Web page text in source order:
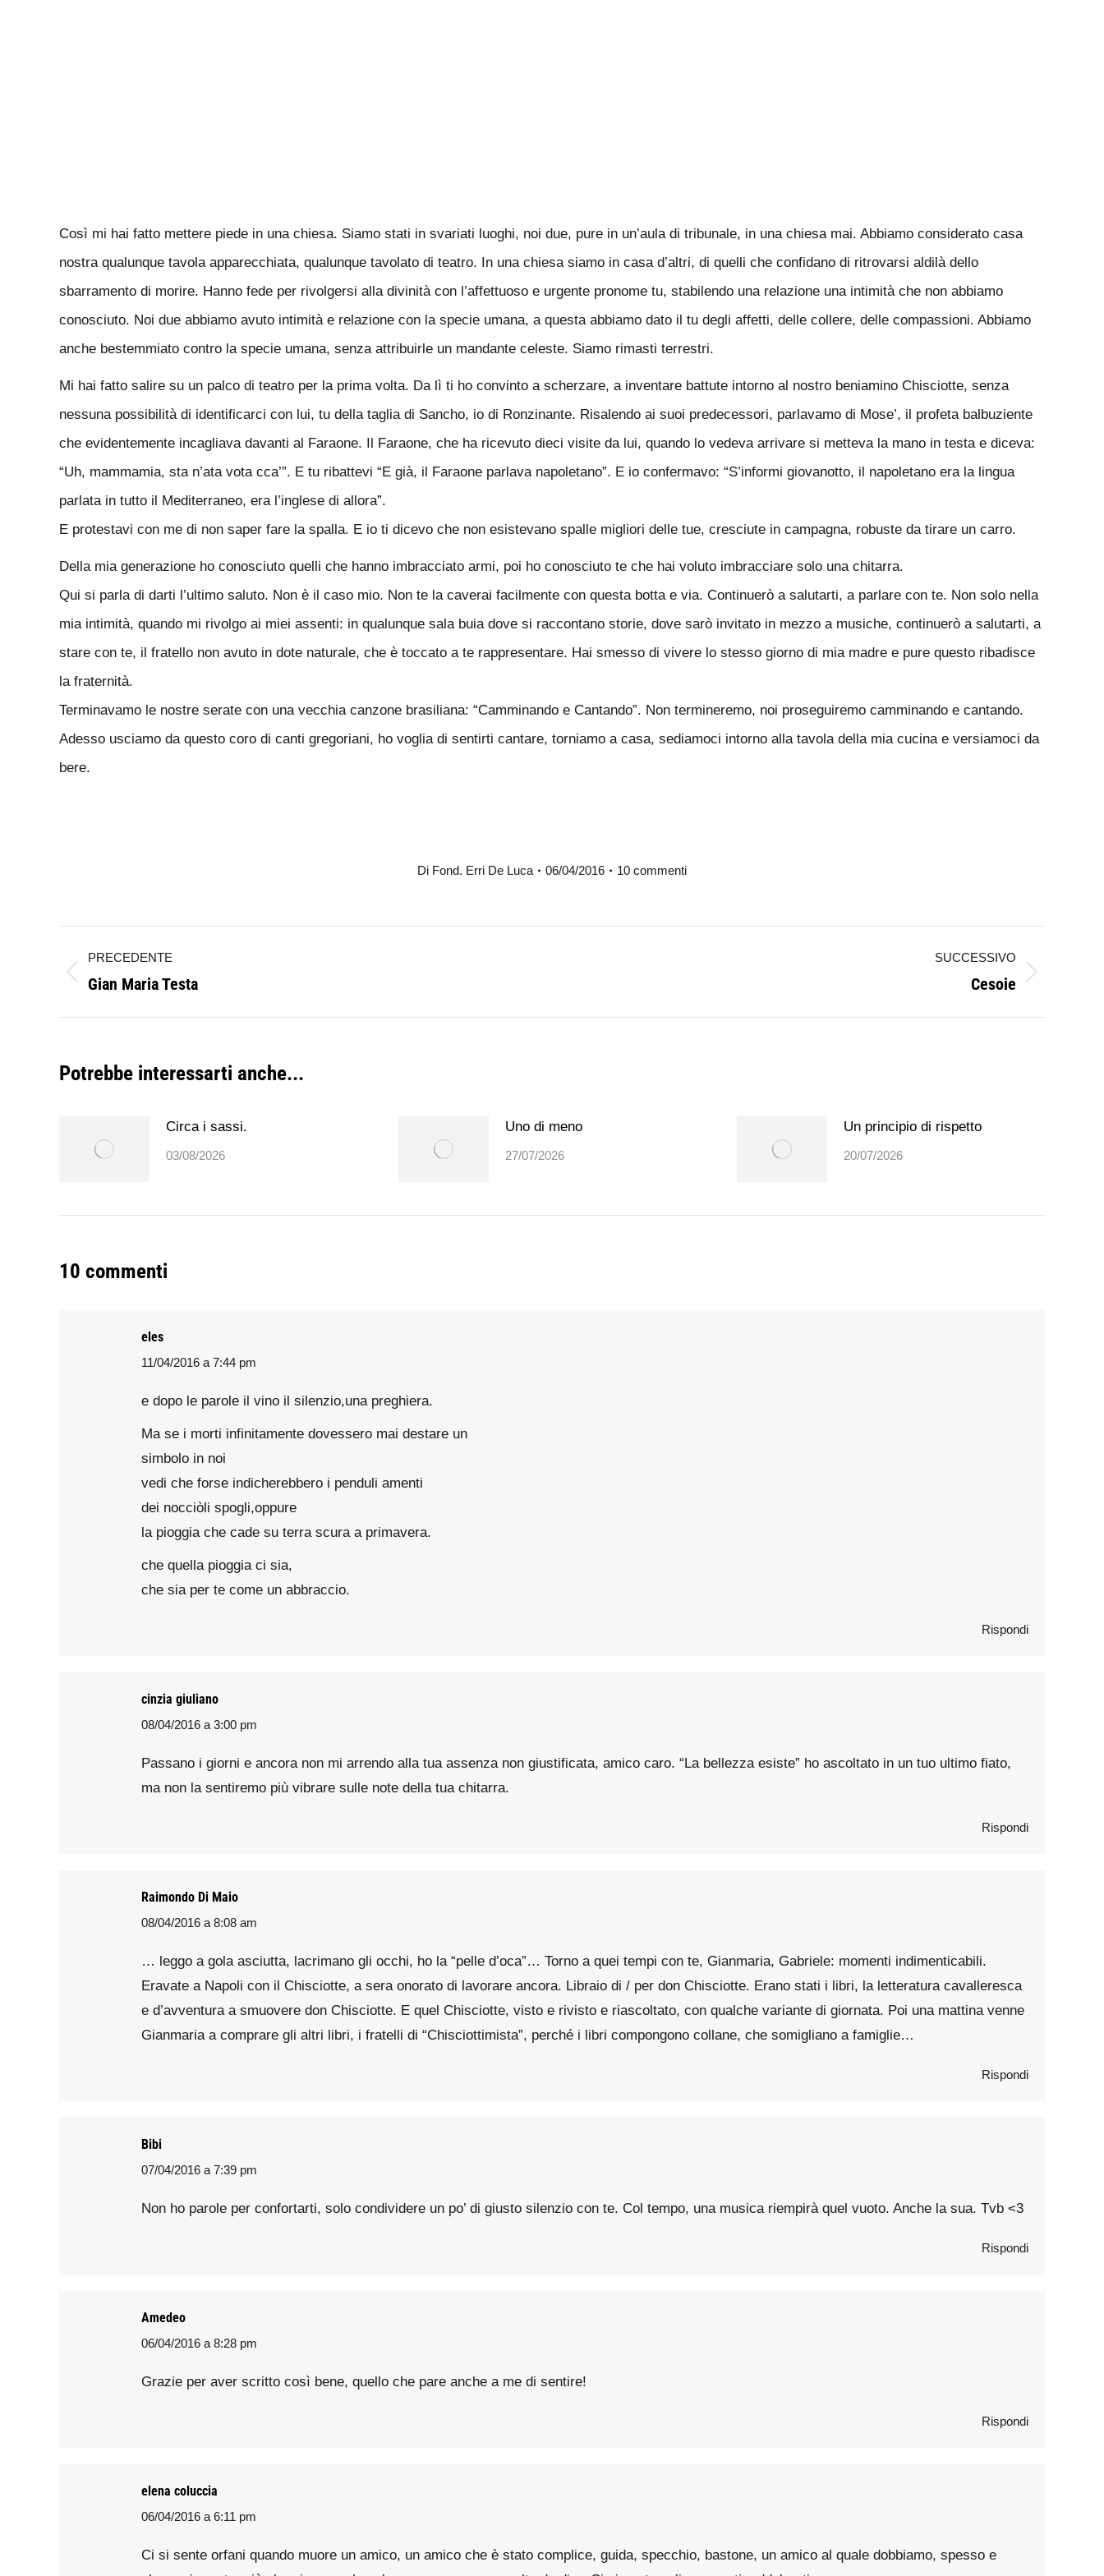
Così mi hai fatto mettere piede in una chiesa. Siamo stati in svariati luoghi, noi due, pure in un’aula di tribunale, in una chiesa mai. Abbiamo considerato casa
nostra qualunque tavola apparecchiata, qualunque tavolato di teatro. In una chiesa siamo in casa d’altri, di quelli che confidano di ritrovarsi aldilà dello
sbarramento di morire. Hanno fede per rivolgersi alla divinità con l’affettuoso e urgente pronome tu, stabilendo una relazione una intimità che non abbiamo
conosciuto. Noi due abbiamo avuto intimità e relazione con la specie umana, a questa abbiamo dato il tu degli affetti, delle collere, delle compassioni. Abbiamo
anche bestemmiato contro la specie umana, senza attribuirle un mandante celeste. Siamo rimasti terrestri.
Mi hai fatto salire su un palco di teatro per la prima volta. Da lì ti ho convinto a scherzare, a inventare battute intorno al nostro beniamino Chisciotte, senza
nessuna possibilità di identificarci con lui, tu della taglia di Sancho, io di Ronzinante. Risalendo ai suoi predecessori, parlavamo di Mose’, il profeta balbuziente
che evidentemente incagliava davanti al Faraone. Il Faraone, che ha ricevuto dieci visite da lui, quando lo vedeva arrivare si metteva la mano in testa e diceva:
“Uh, mammamia, sta n’ata vota cca’”. E tu ribattevi “E già, il Faraone parlava napoletano”. E io confermavo: “S’informi giovanotto, il napoletano era la lingua
parlata in tutto il Mediterraneo, era l’inglese di allora”.
E protestavi con me di non saper fare la spalla. E io ti dicevo che non esistevano spalle migliori delle tue, cresciute in campagna, robuste da tirare un carro.
Della mia generazione ho conosciuto quelli che hanno imbracciato armi, poi ho conosciuto te che hai voluto imbracciare solo una chitarra.
Qui si parla di darti l’ultimo saluto. Non è il caso mio. Non te la caverai facilmente con questa botta e via. Continuerò a salutarti, a parlare con te. Non solo nella
mia intimità, quando mi rivolgo ai miei assenti: in qualunque sala buia dove si raccontano storie, dove sarò invitato in mezzo a musiche, continuerò a salutarti, a
stare con te, il fratello non avuto in dote naturale, che è toccato a te rappresentare. Hai smesso di vivere lo stesso giorno di mia madre e pure questo ribadisce
la fraternità.
Terminavamo le nostre serate con una vecchia canzone brasiliana: “Camminando e Cantando”. Non termineremo, noi proseguiremo camminando e cantando.
Adesso usciamo da questo coro di canti gregoriani, ho voglia di sentirti cantare, torniamo a casa, sediamoci intorno alla tavola della mia cucina e versiamoci da
bere.
Di Fond. Erri De Luca 06/04/2016 10 commenti
tra
PRECEDENTE
Post
precedente:
Gian Maria Testa
SUCCESSIVO
post:
Cesoie
Potrebbe interessarti anche...
Circa i sassi.
03/08/2026
Uno di meno
27/07/2026
Un principio di rispetto
20/07/2026
10 commenti
eles
says:
11/04/2016 a 7:44 pm
e dopo le parole il vino il silenzio,una preghiera.
Ma se i morti infinitamente dovessero mai destare un
simbolo in noi
vedi che forse indicherebbero i penduli amenti
dei nocciòli spogli,oppure
la pioggia che cade su terra scura a primavera.
che quella pioggia ci sia,
che sia per te come un abbraccio.
Rispondi
cinzia giuliano
says:
08/04/2016 a 3:00 pm
Passano i giorni e ancora non mi arrendo alla tua assenza non giustificata, amico caro. “La bellezza esiste” ho ascoltato in un tuo ultimo fiato,
ma non la sentiremo più vibrare sulle note della tua chitarra.
Rispondi
Raimondo Di Maio
says:
08/04/2016 a 8:08 am
… leggo a gola asciutta, lacrimano gli occhi, ho la “pelle d’oca”… Torno a quei tempi con te, Gianmaria, Gabriele: momenti indimenticabili.
Eravate a Napoli con il Chisciotte, a sera onorato di lavorare ancora. Libraio di / per don Chisciotte. Erano stati i libri, la letteratura cavalleresca
e d’avventura a smuovere don Chisciotte. E quel Chisciotte, visto e rivisto e riascoltato, con qualche variante di giornata. Poi una mattina venne
Gianmaria a comprare gli altri libri, i fratelli di “Chisciottimista”, perché i libri compongono collane, che somigliano a famiglie…
Rispondi
Bibi
says:
07/04/2016 a 7:39 pm
Non ho parole per confortarti, solo condividere un po’ di giusto silenzio con te. Col tempo, una musica riempirà quel vuoto. Anche la sua. Tvb <3
Rispondi
Amedeo
says:
06/04/2016 a 8:28 pm
Grazie per aver scritto così bene, quello che pare anche a me di sentire!
Rispondi
elena coluccia
says:
06/04/2016 a 6:11 pm
Ci si sente orfani quando muore un amico, un amico che è stato complice, guida, specchio, bastone, un amico al quale dobbiamo, spesso e